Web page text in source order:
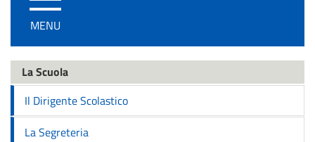
/
disattiva
navigazione
MENU
La Scuola
Il Dirigente Scolastico
La Segreteria